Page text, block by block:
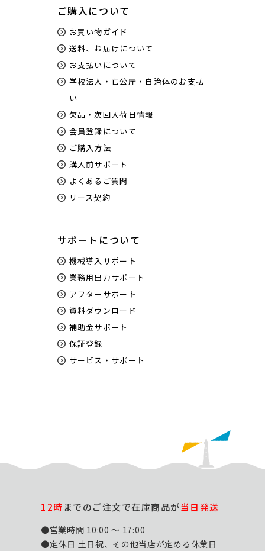
ご購入について
お買い物ガイド
送料、お届けについて
お支払いについて
学校法人・官公庁・自治体のお支払
い
欠品・次回入荷日情報
会員登録について
ご購入方法
購入前サポート
よくあるご質問
リース契約
サポートについて
機械導入サポート
業務用出力サポート
アフターサポート
資料ダウンロード
補助金サポート
保証登録
サービス・サポート
12時までのご注文で在庫商品が当日発送
●営業時間 10:00 ～ 17:00
●定休日 土日祝、その他当店が定める休業日